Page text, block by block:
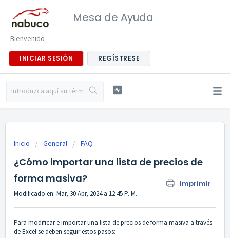
Mesa de Ayuda
Bienvenido
INICIAR SESIÓN REGÍSTRESE
Inicio General FAQ
¿Cómo importar una lista de precios de
forma masiva?
Imprimir
Modificado en: Mar, 30 Abr, 2024 a 12:45 P. M.
Para modificar e importar una lista de precios de forma masiva a través
de Excel se deben seguir estos pasos: